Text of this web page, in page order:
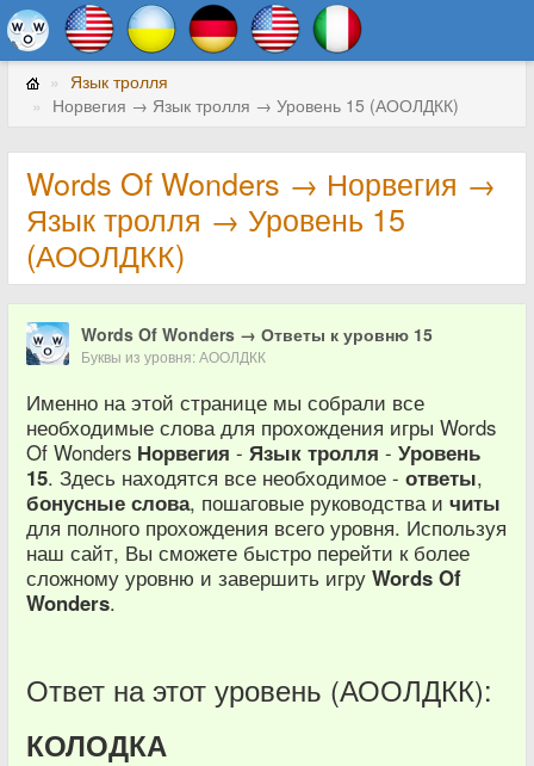
Язык тролля
Норвегия → Язык тролля → Уровень 15 (АООЛДКК)
Words Of Wonders → Норвегия →
Язык тролля → Уровень 15
(АООЛДКК)
Words Of Wonders → Ответы к уровню 15
Буквы из уровня: АООЛДКК
Именно на этой странице мы собрали все
необходимые слова для прохождения игры Words
Of Wonders Норвегия - Язык тролля - Уровень
15. Здесь находятся все необходимое - ответы,
бонусные слова, пошаговые руководства и читы
для полного прохождения всего уровня. Используя
наш сайт, Вы сможете быстро перейти к более
сложному уровню и завершить игру Words Of
Wonders.
Ответ на этот уровень (АООЛДКК):
КОЛОДКА